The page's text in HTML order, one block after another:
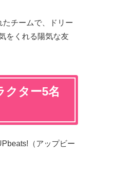
チームで、ドリー
をくれる陽気な友
クター5名
（アップビー